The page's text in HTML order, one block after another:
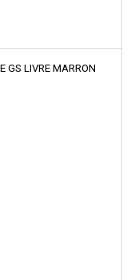
GS LIVRE MARRON